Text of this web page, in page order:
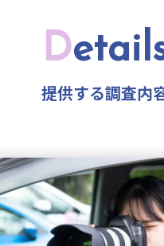
D
提供する調査内